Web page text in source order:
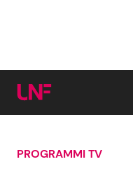
Cerca:
PROGRAMMI TV